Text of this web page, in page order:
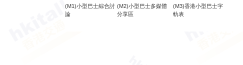
(M1)小型巴士綜合討
論
(M2)小型巴士多媒體
分享區
(M3)香港小型巴士字
軌表